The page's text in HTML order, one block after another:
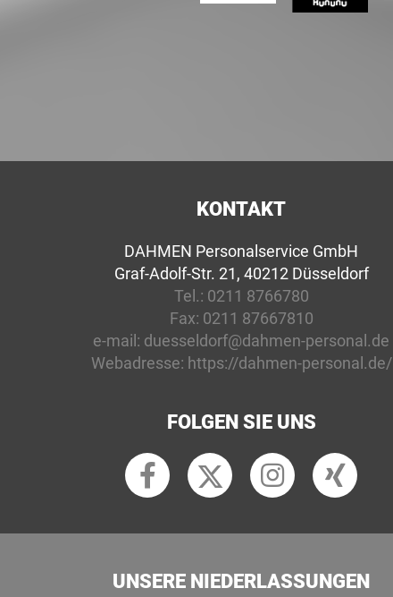
KONTAKT
DAHMEN Personalservice GmbH
Graf-Adolf-Str. 21, 40212 Düsseldorf
Tel.: 0211 8766780
Fax: 0211 87667810
e-mail: duesseldorf@dahmen-personal.de
Webadresse: https://dahmen-personal.de/
FOLGEN SIE UNS
UNSERE NIEDERLASSUNGEN